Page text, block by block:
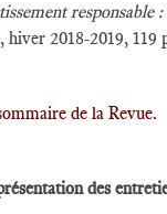
responsable :
hiver 2018-2019, 119
de la Revue.
des